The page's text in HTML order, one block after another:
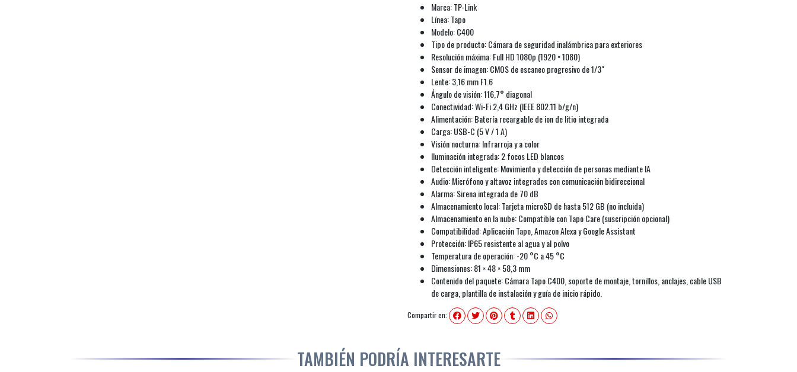
Marca: TP-Link
Línea: Tapo
Modelo: C400
Tipo de producto: Cámara de seguridad inalámbrica para exteriores
Resolución máxima: Full HD 1080p (1920 × 1080)
Sensor de imagen: CMOS de escaneo progresivo de 1/3"
Lente: 3,16 mm F1.6
Ángulo de visión: 116,7° diagonal
Conectividad: Wi-Fi 2,4 GHz (IEEE 802.11 b/g/n)
Alimentación: Batería recargable de ion de litio integrada
Carga: USB-C (5 V / 1 A)
Visión nocturna: Infrarroja y a color
Iluminación integrada: 2 focos LED blancos
Detección inteligente: Movimiento y detección de personas mediante IA
Audio: Micrófono y altavoz integrados con comunicación bidireccional
Alarma: Sirena integrada de 70 dB
Almacenamiento local: Tarjeta microSD de hasta 512 GB (no incluida)
Almacenamiento en la nube: Compatible con Tapo Care (suscripción opcional)
Compatibilidad: Aplicación Tapo, Amazon Alexa y Google Assistant
Protección: IP65 resistente al agua y al polvo
Temperatura de operación: -20 °C a 45 °C
Dimensiones: 81 × 48 × 58,3 mm
Contenido del paquete: Cámara Tapo C400, soporte de montaje, tornillos, anclajes, cable USB
de carga, plantilla de instalación y guía de inicio rápido.
Compartir en:
TAMBIÉN PODRÍA INTERESARTE